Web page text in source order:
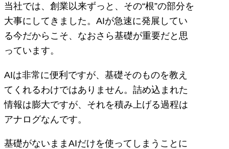
当社では、創業以来ずっと、その“根”の部分を
大事にしてきました。AIが急速に発展してい
る今だからこそ、なおさら基礎が重要だと思
っています。
AIは非常に便利ですが、基礎そのものを教え
てくれるわけではありません。詰め込まれた
情報は膨大ですが、それを積み上げる過程は
アナログなんです。
基礎がないままAIだけを使ってしまうことに